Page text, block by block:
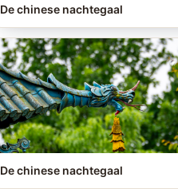
De chinese nachtegaal
De chinese nachtegaal